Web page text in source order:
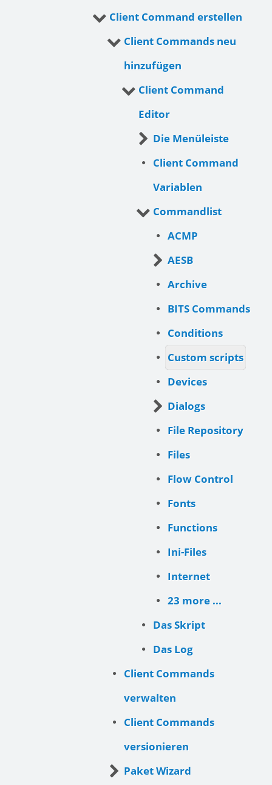
Client Command erstellen
Client Commands neu
hinzufügen
Client Command
Editor
Die Menüleiste
Client Command
Variablen
Commandlist
ACMP
AESB
Archive
BITS Commands
Conditions
Custom scripts
Devices
Dialogs
File Repository
Files
Flow Control
Fonts
Functions
Ini-Files
Internet
23 more ...
Das Skript
Das Log
Client Commands
verwalten
Client Commands
versionieren
Paket Wizard